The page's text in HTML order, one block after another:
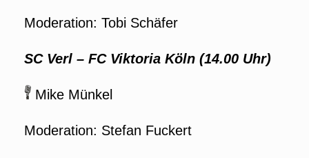
Moderation: Tobi Schäfer
SC Verl – FC Viktoria Köln (14.00 Uhr)
Mike Münkel
Moderation: Stefan Fuckert